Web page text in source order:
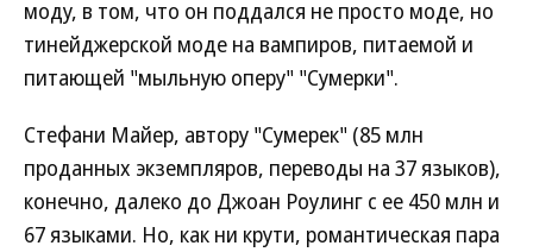
моду, в том, что он поддался не просто моде, но
тинейджерской моде на вампиров, питаемой и
питающей "мыльную оперу" "Сумерки".
Стефани Майер, автору "Сумерек" (85 млн
проданных экземпляров, переводы на 37 языков),
конечно, далеко до Джоан Роулинг с ее 450 млн и
67 языками. Но, как ни крути, романтическая пара